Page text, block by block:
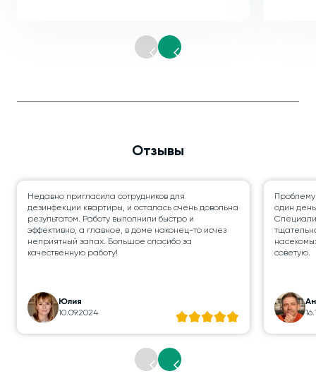
Отзывы
Недавно пригласила сотрудников для
дезинфекции квартиры, и осталась очень довольна
результатом. Работу выполнили быстро и
эффективно, а главное, в доме наконец-то исчез
неприятный запах. Большое спасибо за
качественную работу!
Юлия
10.09.2024
один
советую.